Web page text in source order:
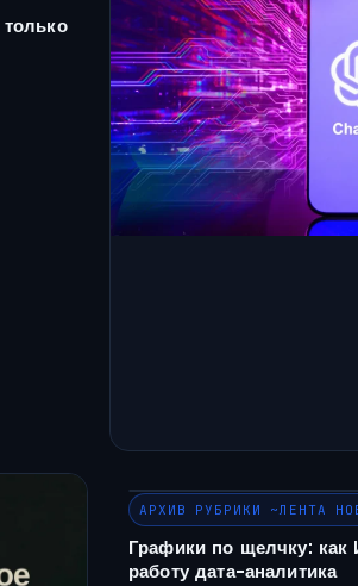
АРХИВ РУБРИКИ ~ЛЕНТА
Графики по щелчку: как
работу дата-аналитика